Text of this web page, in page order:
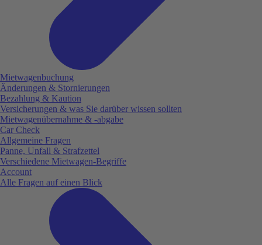
Mietwagenbuchung
Änderungen & Stornierungen
Bezahlung & Kaution
Versicherungen & was Sie darüber wissen sollten
Mietwagenübernahme & -abgabe
Car Check
Allgemeine Fragen
Panne, Unfall & Strafzettel
Verschiedene Mietwagen-Begriffe
Account
Alle Fragen auf einen Blick